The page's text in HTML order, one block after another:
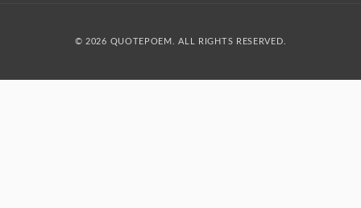
© 2026 QUOTEPOEM. ALL RIGHTS RESERVED.